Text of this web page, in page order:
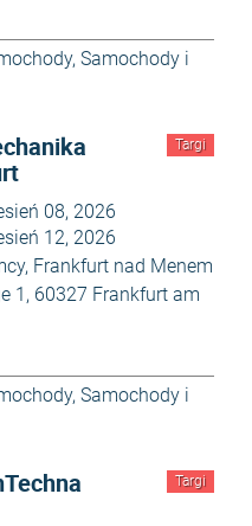
, Samochody i
Targi
08, 2026
12, 2026
Frankfurt nad Menem
1, 60327 Frankfurt am
, Samochody i
Targi